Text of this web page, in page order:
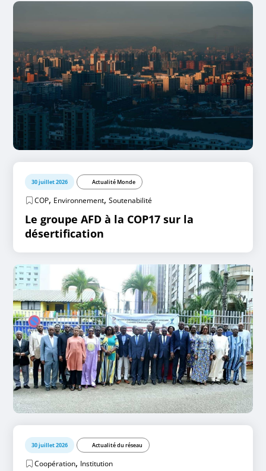
30 juillet 2026 Actualité Monde
COP, Environnement,Soutenabilité
Le groupe AFD à la COP17 sur la
désertification
30 juillet 2026 Actualité du réseau
Coopération, Institution